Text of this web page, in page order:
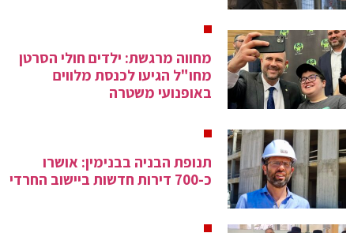
מחווה מרגשת: ילדים חולי הסרטן
מחו"ל הגיעו לכנסת מלווים
באופנועי משטרה
תנופת הבניה בבנימין: אושרו
כ-700 דירות חדשות ביישוב החרדי